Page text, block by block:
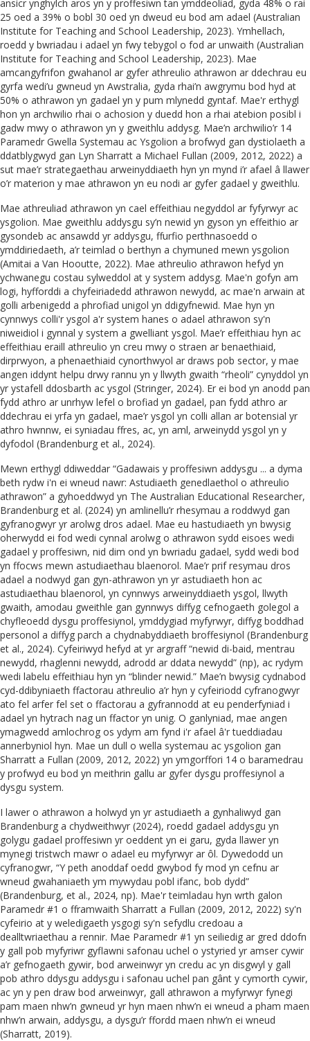
ansicr ynghylch aros yn y proffesiwn tan ymddeoliad, gyda 48% o rai
25 oed a 39% o bobl 30 oed yn dweud eu bod am adael (Australian
Institute for Teaching and School Leadership, 2023). Ymhellach,
roedd y bwriadau i adael yn fwy tebygol o fod ar unwaith (Australian
Institute for Teaching and School Leadership, 2023). Mae
amcangyfrifon gwahanol ar gyfer athreulio athrawon ar ddechrau eu
gyrfa wedi’u gwneud yn Awstralia, gyda rhai’n awgrymu bod hyd at
50% o athrawon yn gadael yn y pum mlynedd gyntaf. Mae'r erthygl
hon yn archwilio rhai o achosion y duedd hon a rhai atebion posibl i
gadw mwy o athrawon yn y gweithlu addysg. Mae’n archwilio’r 14
Paramedr Gwella Systemau ac Ysgolion a brofwyd gan dystiolaeth a
ddatblygwyd gan Lyn Sharratt a Michael Fullan (2009, 2012, 2022) a
sut mae’r strategaethau arweinyddiaeth hyn yn mynd i’r afael â llawer
o’r materion y mae athrawon yn eu nodi ar gyfer gadael y gweithlu.
Mae athreuliad athrawon yn cael effeithiau negyddol ar fyfyrwyr ac
ysgolion. Mae gweithlu addysgu sy’n newid yn gyson yn effeithio ar
gysondeb ac ansawdd yr addysgu, ffurfio perthnasoedd o
ymddiriedaeth, a’r teimlad o berthyn a chymuned mewn ysgolion
(Amitai a Van Hooutte, 2022). Mae athreulio athrawon hefyd yn
ychwanegu costau sylweddol at y system addysg. Mae'n gofyn am
logi, hyfforddi a chyfeiriadedd athrawon newydd, ac mae'n arwain at
golli arbenigedd a phrofiad unigol yn ddigyfnewid. Mae hyn yn
cynnwys colli'r ysgol a'r system hanes o adael athrawon sy'n
niweidiol i gynnal y system a gwelliant ysgol. Mae’r effeithiau hyn ac
effeithiau eraill athreulio yn creu mwy o straen ar benaethiaid,
dirprwyon, a phenaethiaid cynorthwyol ar draws pob sector, y mae
angen iddynt helpu drwy rannu yn y llwyth gwaith “rheoli” cynyddol yn
yr ystafell ddosbarth ac ysgol (Stringer, 2024). Er ei bod yn anodd pan
fydd athro ar unrhyw lefel o brofiad yn gadael, pan fydd athro ar
ddechrau ei yrfa yn gadael, mae’r ysgol yn colli allan ar botensial yr
athro hwnnw, ei syniadau ffres, ac, yn aml, arweinydd ysgol yn y
dyfodol (Brandenburg et al., 2024).
Mewn erthygl ddiweddar “Gadawais y proffesiwn addysgu ... a dyma
beth rydw i'n ei wneud nawr: Astudiaeth genedlaethol o athreulio
athrawon” a gyhoeddwyd yn The Australian Educational Researcher,
Brandenburg et al. (2024) yn amlinellu’r rhesymau a roddwyd gan
gyfranogwyr yr arolwg dros adael. Mae eu hastudiaeth yn bwysig
oherwydd ei fod wedi cynnal arolwg o athrawon sydd eisoes wedi
gadael y proffesiwn, nid dim ond yn bwriadu gadael, sydd wedi bod
yn ffocws mewn astudiaethau blaenorol. Mae’r prif resymau dros
adael a nodwyd gan gyn-athrawon yn yr astudiaeth hon ac
astudiaethau blaenorol, yn cynnwys arweinyddiaeth ysgol, llwyth
gwaith, amodau gweithle gan gynnwys diffyg cefnogaeth golegol a
chyfleoedd dysgu proffesiynol, ymddygiad myfyrwyr, diffyg boddhad
personol a diffyg parch a chydnabyddiaeth broffesiynol (Brandenburg
et al., 2024). Cyfeiriwyd hefyd at yr argraff “newid di-baid, mentrau
newydd, rhaglenni newydd, adrodd ar ddata newydd” (np), ac rydym
wedi labelu effeithiau hyn yn “blinder newid.” Mae’n bwysig cydnabod
cyd-ddibyniaeth ffactorau athreulio a’r hyn y cyfeiriodd cyfranogwyr
ato fel arfer fel set o ffactorau a gyfrannodd at eu penderfyniad i
adael yn hytrach nag un ffactor yn unig. O ganlyniad, mae angen
ymagwedd amlochrog os ydym am fynd i'r afael â'r tueddiadau
annerbyniol hyn. Mae un dull o wella systemau ac ysgolion gan
Sharratt a Fullan (2009, 2012, 2022) yn ymgorffori 14 o baramedrau
y profwyd eu bod yn meithrin gallu ar gyfer dysgu proffesiynol a
dysgu system.
I lawer o athrawon a holwyd yn yr astudiaeth a gynhaliwyd gan
Brandenburg a chydweithwyr (2024), roedd gadael addysgu yn
golygu gadael proffesiwn yr oeddent yn ei garu, gyda llawer yn
mynegi tristwch mawr o adael eu myfyrwyr ar ôl. Dywedodd un
cyfranogwr, “Y peth anoddaf oedd gwybod fy mod yn cefnu ar
wneud gwahaniaeth ym mywydau pobl ifanc, bob dydd”
(Brandenburg, et al., 2024, np). Mae'r teimladau hyn wrth galon
Paramedr #1 o fframwaith Sharratt a Fullan (2009, 2012, 2022) sy'n
cyfeirio at y weledigaeth ysgogi sy'n sefydlu credoau a
dealltwriaethau a rennir. Mae Paramedr #1 yn seiliedig ar gred ddofn
y gall pob myfyriwr gyflawni safonau uchel o ystyried yr amser cywir
a’r gefnogaeth gywir, bod arweinwyr yn credu ac yn disgwyl y gall
pob athro ddysgu addysgu i safonau uchel pan gânt y cymorth cywir,
ac yn y pen draw bod arweinwyr, gall athrawon a myfyrwyr fynegi
pam maen nhw’n gwneud yr hyn maen nhw’n ei wneud a pham maen
nhw’n arwain, addysgu, a dysgu’r ffordd maen nhw’n ei wneud
(Sharratt, 2019).